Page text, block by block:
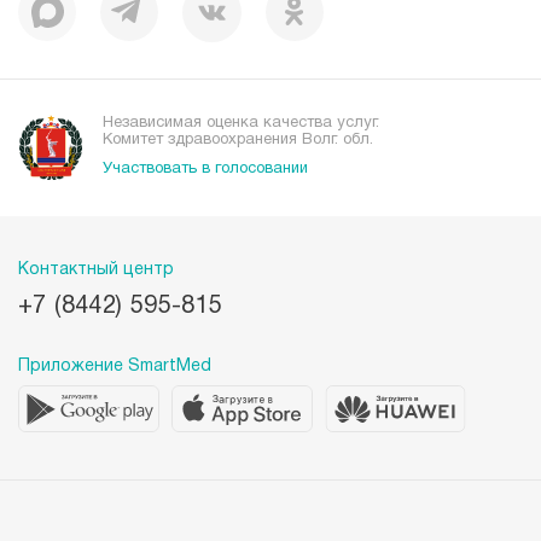
Независимая оценка качества услуг.
Комитет здравоохранения Волг. обл.
Участвовать в голосовании
Контактный центр
+7 (8442) 595-815
Приложение SmartMed